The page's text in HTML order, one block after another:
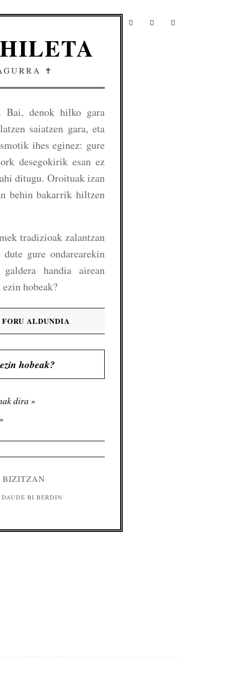
✝️
Bai, denok hilko gara
saiatzen gara, eta
ihes eginez: gure
desegokirik esan ez
ditugu. Oroituak izan
behin bakarrik hiltzen
tradizioak zalantzan
gure ondarearekin
handia airean
hobeak?
ALDUNDIA
hobeak?
dira
BIZITZAN
BI BERDIN